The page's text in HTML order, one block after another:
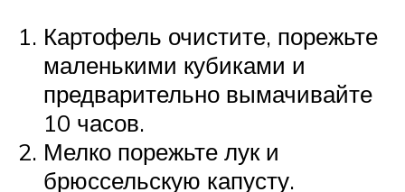
Картофель очистите, порежьте
маленькими кубиками и
предварительно вымачивайте
10 часов.
Мелко порежьте лук и
брюссельскую капусту.